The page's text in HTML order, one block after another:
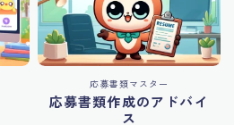
応募書類マスター
応募書類作成のアドバイ
ス